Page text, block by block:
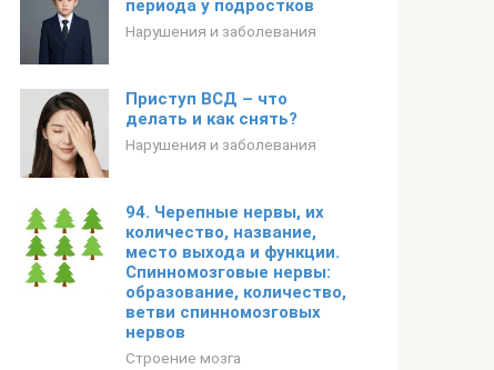
периода у подростков
Нарушения и заболевания
Приступ ВСД – что
делать и как снять?
Нарушения и заболевания
94. Черепные нервы, их
количество, название,
место выхода и функции.
Спинномозговые нервы:
образование, количество,
ветви спинномозговых
нервов
Строение мозга